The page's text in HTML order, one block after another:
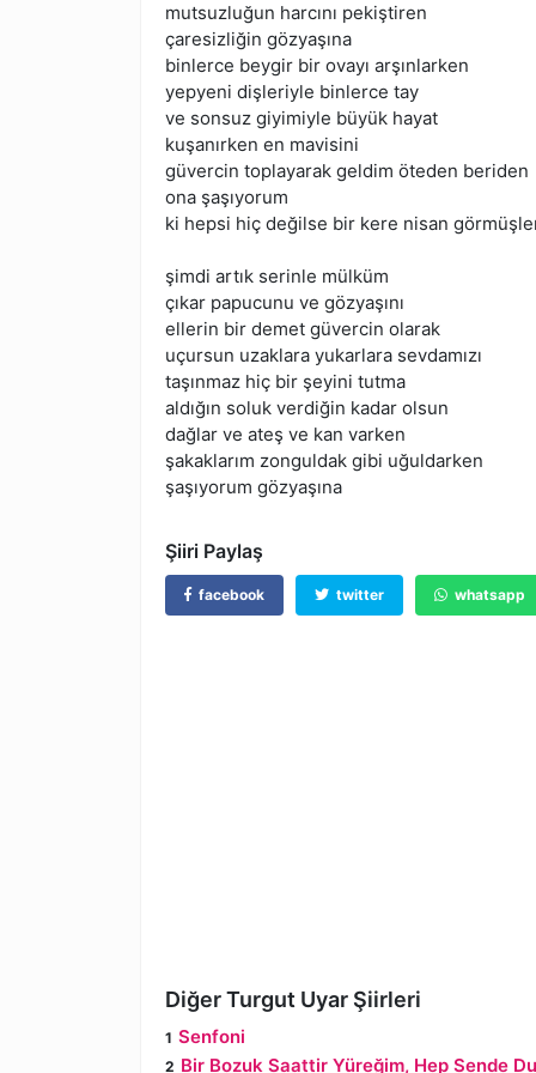
mutsuzluğun harcını pekiştiren
çaresizliğin gözyaşına
binlerce beygir bir ovayı arşınlarken
yepyeni dişleriyle binlerce tay
ve sonsuz giyimiyle büyük hayat
kuşanırken en mavisini
güvercin toplayarak geldim öteden beriden
ona şaşıyorum
ki hepsi hiç değilse bir kere nisan
şimdi artık serinle mülküm
çıkar papucunu ve gözyaşını
ellerin bir demet güvercin olarak
uçursun uzaklara yukarlara sevdamızı
taşınmaz hiç bir şeyini tutma
aldığın soluk verdiğin kadar olsun
dağlar ve ateş ve kan varken
şakaklarım zonguldak gibi uğuldarken
şaşıyorum gözyaşına
Şiiri Paylaş
facebook twitter whatsapp
Diğer Turgut Uyar Şiirleri
Senfoni
Bir Bozuk Saattir Yüreğim, Hep Sende